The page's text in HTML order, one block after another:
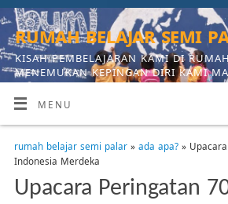
rumah belajar semi
KISAH PEMBELAJARAN KAMI DI
MENEMUKAN KEPINGAN DIRI KAMI
MENU
rumah belajar semi palar» ada apa?» Upacara
Indonesia Merdeka
Upacara Peringatan